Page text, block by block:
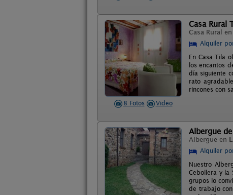
8 Fotos Video
Casa Rural
Casa Rural en
Alquiler
En Casa Tila
los encantos
día siguiente
rato
rincones con
Albergue
Albergue en
Alquiler
Nuestro
Cebollera y la
grupos lo
de trabajo